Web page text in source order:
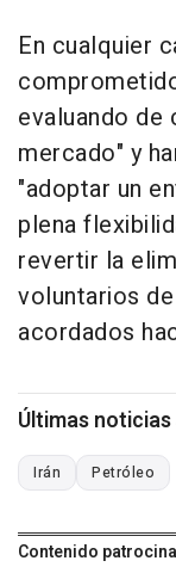
En cualquier
evaluando
mercado" y
"adoptar un
plena
revertir la
voluntarios
acordados
Últimas
Irán Petróleo
Contenido